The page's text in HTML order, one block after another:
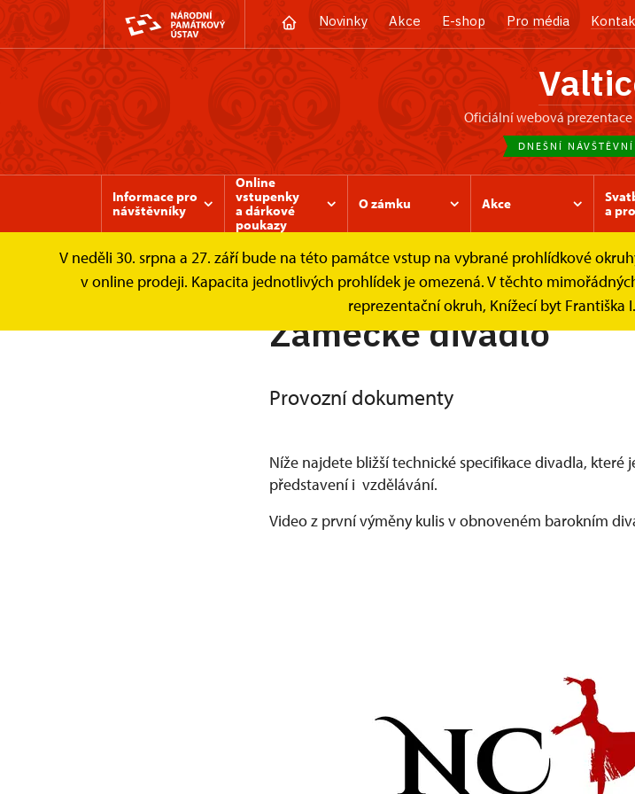
Novinky Akce E-shop Pro média
oficiální webová
DNEŠNÍ
Informace pro
návštěvníky
Online
vstupenky
a dárkové
poukazy
O zámku Akce
a
V neděli 30. srpna a 27. září bude na této památce vstup na vybrané prohlídkové
v online prodeji. Kapacita jednotlivých prohlídek je omezená. V těchto
reprezentační okruh, Knížecí byt Františka
Zámek Valtice O zámku NCDT - Divadlo a jízdárna Provozní dokumenty
Zámecké divadlo
Provozní dokumenty
Níže najdete bližší technické specifikace divadla,
představení i vzdělávání.
Video z první výměny kulis v obnoveném barokním